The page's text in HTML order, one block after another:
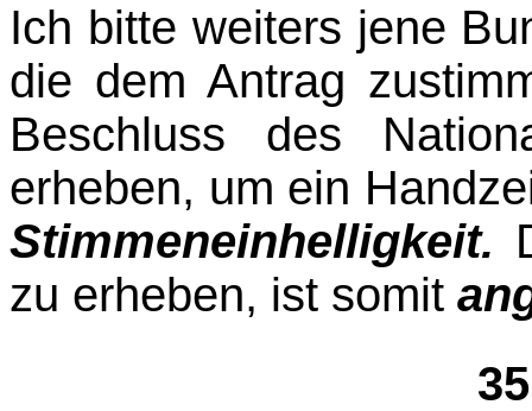
Ich bitte weiters jene
die dem Antrag
Beschluss des
erheben, um ein
Stimmeneinhelligkeit.
zu erheben, ist somit